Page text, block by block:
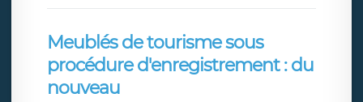
Meublés de tourisme sous
procédure d'enregistrement : du
nouveau